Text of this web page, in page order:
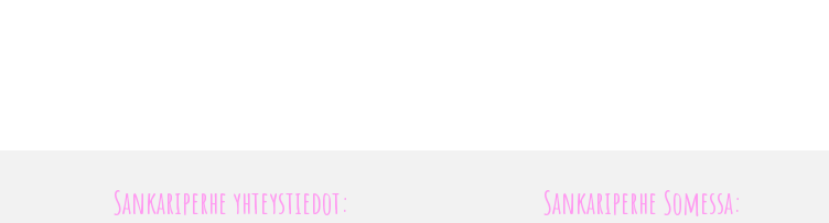
Sankariperhe yhteystiedot: Sankariperhe Somessa: